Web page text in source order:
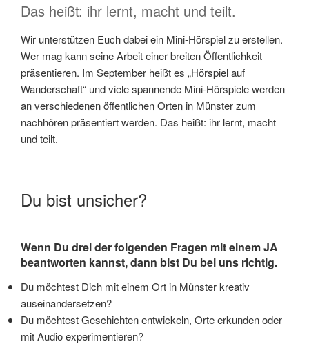
Das heißt: ihr lernt, macht und teilt.
Wir unterstützen Euch dabei ein Mini-Hörspiel zu erstellen.
Wer mag kann seine Arbeit einer breiten Öffentlichkeit
präsentieren. Im September heißt es „Hörspiel auf
Wanderschaft“ und viele spannende Mini-Hörspiele werden
an verschiedenen öffentlichen Orten in Münster zum
nachhören präsentiert werden. Das heißt: ihr lernt, macht
und teilt.
Du bist unsicher?
Wenn Du drei der folgenden Fragen mit einem JA
beantworten kannst, dann bist Du bei uns richtig.
Du möchtest Dich mit einem Ort in Münster kreativ
auseinandersetzen?
Du möchtest Geschichten entwickeln, Orte erkunden oder
mit Audio experimentieren?